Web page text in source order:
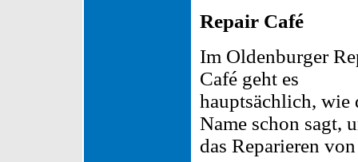
Repair Café
Im Oldenburger
Café geht es
hauptsächlich, wie
Name schon sagt,
das Reparieren von